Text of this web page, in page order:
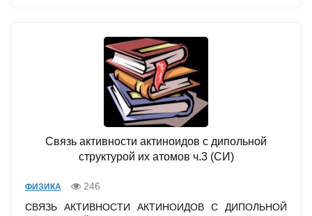
Связь активности актиноидов с дипольной
структурой их атомов ч.3 (СИ)
ФИЗИКА
246
СВЯЗЬ АКТИВНОСТИ АКТИНОИДОВ С ДИПОЛЬНОЙ